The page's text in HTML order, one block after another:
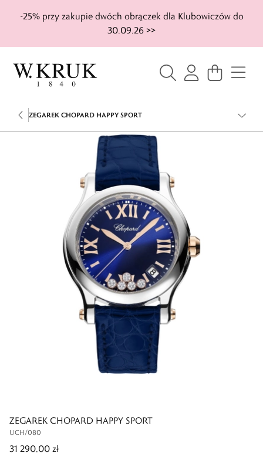
-25% przy zakupie dwóch obrączek dla Klubowiczów do
30.09.26 >>
ZEGAREK CHOPARD HAPPY SPORT
ZEGAREK CHOPARD HAPPY SPORT
UCH/080
31 290,00 zł